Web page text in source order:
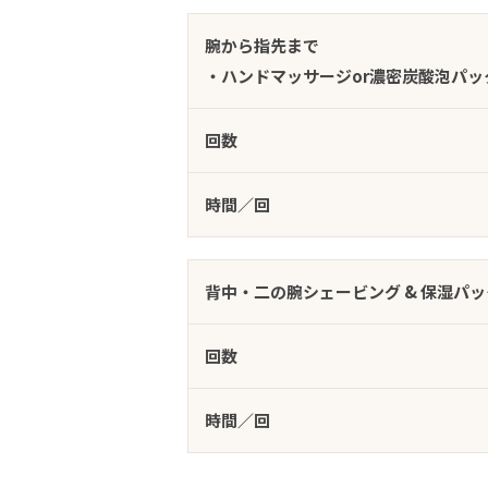
腕から指先まで
・ハンドマッサージor濃密炭酸泡パッ
回数
時間／回
背中・二の腕シェービング & 保湿パ
回数
時間／回